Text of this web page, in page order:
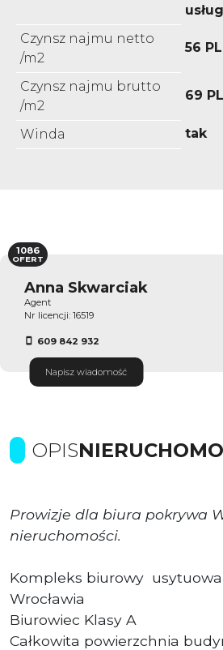
Czynsz najmu netto
/m2
56
Czynsz najmu brutto
/m2
69
Winda tak
Anna Skwarciak
Agent
Nr licencji: 16519
609 842 932
Napisz wiadomość
1086
OFERT
OPIS
Prowizje dla biura pokrywa
nieruchomości.
Kompleks biurowy
Wrocławia
Biurowiec Klasy A
Całkowita powierzchnia